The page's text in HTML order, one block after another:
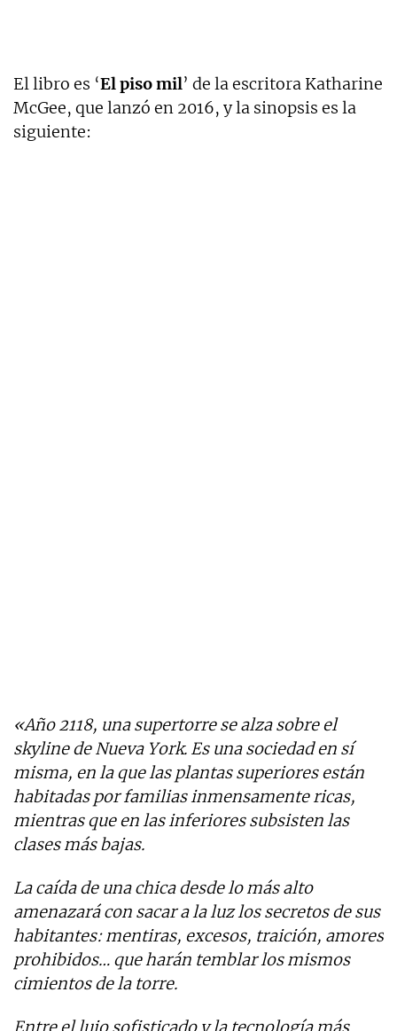
El libro es ‘El piso mil’ de la escritora Katharine
McGee, que lanzó en 2016, y la sinopsis es la
siguiente:
«Año 2118, una supertorre se alza sobre el
skyline de Nueva York. Es una sociedad en sí
misma, en la que las plantas superiores están
habitadas por familias inmensamente ricas,
mientras que en las inferiores subsisten las
clases más bajas.
La caída de una chica desde lo más alto
amenazará con sacar a la luz los secretos de sus
habitantes: mentiras, excesos, traición, amores
prohibidos… que harán temblar los mismos
cimientos de la torre.